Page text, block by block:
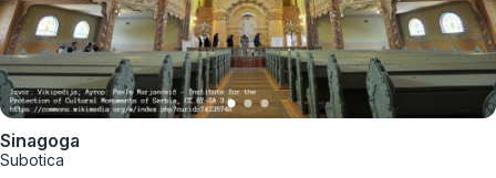
Sinagoga
Subotica